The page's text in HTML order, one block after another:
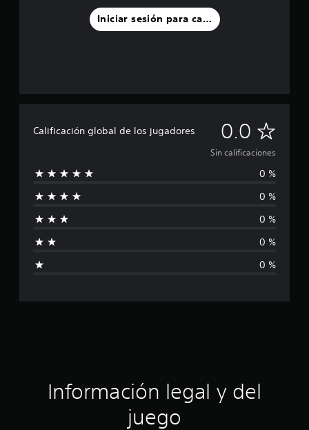
Iniciar sesión para calificar
Calificación global de los jugadores 0.0 S
i
n
c
f
a
Sin calificaciones
0 %
0 %
0 %
0 %
0 %
Información legal y del
juego